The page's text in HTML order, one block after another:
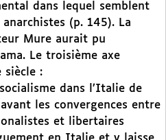
dans lequel semblent
(p. 145). La
Mure aurait pu
Le troisième axe
siècle :
dans l’Italie de
les convergences entre
et libertaires